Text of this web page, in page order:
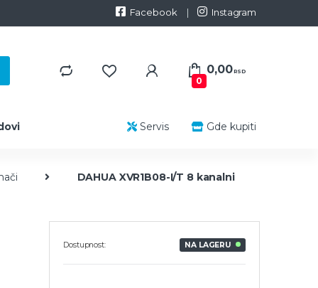
Facebook Instagram
0
0,00RSD
Gde kupiti
Servis
DAHUA XVR1B08-I/T 8 kanalni
Dostupnost: NA LAGERU